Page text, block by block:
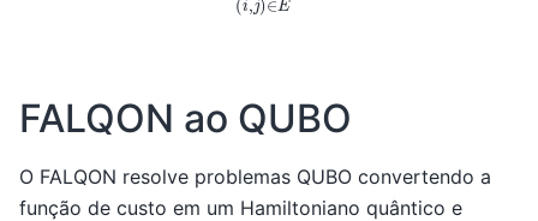
FALQON ao QUBO
O FALQON resolve problemas QUBO convertendo a
função de custo em um Hamiltoniano quântico e